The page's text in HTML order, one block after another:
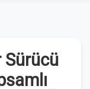
Sürücü